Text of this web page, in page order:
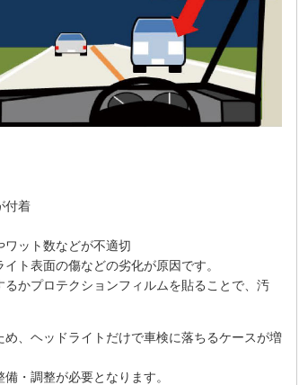
付着
ット数などが不適切
ト表面の傷などの劣化が原因です。
かプロテクションフィルムを貼ることで、汚
、ヘッドライトだけで車検に落ちるケースが増
・調整が必要となります。